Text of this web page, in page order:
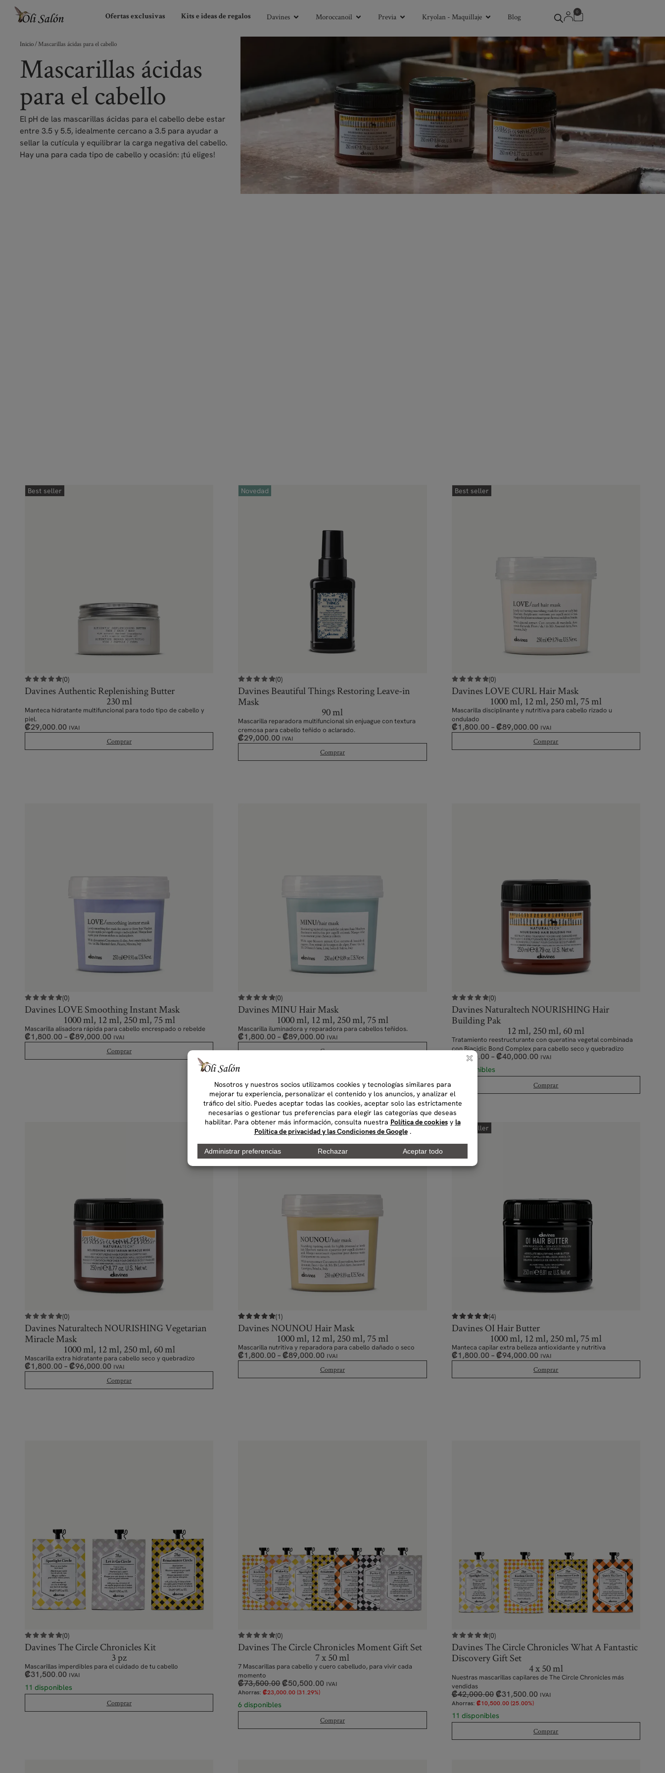
Ofertas exclusivas Kits e ideas de regalos Davines Moroccanoil Previa Kryolan - Maquillaje Blog
0
Inicio/ Mascarillas ácidas para el cabello
Mascarillas ácidas
para el cabello
El pH de las mascarillas ácidas para el cabello debe estar
entre 3.5 y 5.5, idealmente cercano a 3.5 para ayudar a
sellar la cutícula y equilibrar la carga negativa del cabello.
Hay una para cada tipo de cabello y ocasión: ¡tú eliges!
Best seller
(0)
Davines Authentic Replenishing Butter
230 ml
Manteca hidratante multifuncional para todo tipo de cabello y
piel.
₡29,000.00 IVAI
Comprar
Novedad
(0)
Davines Beautiful Things Restoring Leave-in
Mask
90 ml
Mascarilla reparadora multifuncional sin enjuague con textura
cremosa para cabello teñido o aclarado.
₡29,000.00 IVAI
Comprar
Best seller
(0)
Davines LOVE CURL Hair Mask
1000 ml, 12 ml, 250 ml, 75 ml
Mascarilla disciplinante y nutritiva para cabello rizado u
ondulado
₡1,800.00 – ₡89,000.00 IVAI
Comprar
(0)
Davines LOVE Smoothing Instant Mask
1000 ml, 12 ml, 250 ml, 75 ml
Mascarilla alisadora rápida para cabello encrespado o rebelde
₡1,800.00 – ₡89,000.00 IVAI
Comprar
(0)
Davines MINU Hair Mask
1000 ml, 12 ml, 250 ml, 75 ml
Mascarilla iluminadora y reparadora para cabellos teñidos.
₡1,800.00 – ₡89,000.00 IVAI
Comprar
(0)
Davines Naturaltech NOURISHING Hair
Building Pak
12 ml, 250 ml, 60 ml
Tratamiento reestructurante con queratina vegetal combinada
con Biacidic Bond Complex para cabello seco y quebradizo
1,800.00 – ₡40,000.00 IVAI
5 disponibles
Comprar
(0)
Davines Naturaltech NOURISHING Vegetarian
Miracle Mask
1000 ml, 12 ml, 250 ml, 60 ml
Mascarilla extra hidratante para cabello seco y quebradizo
₡1,800.00 – ₡96,000.00 IVAI
Comprar
(1)
Davines NOUNOU Hair Mask
1000 ml, 12 ml, 250 ml, 75 ml
Mascarilla nutritiva y reparadora para cabello dañado o seco
₡1,800.00 – ₡89,000.00 IVAI
Comprar
Best seller
(4)
Davines OI Hair Butter
1000 ml, 12 ml, 250 ml, 75 ml
Manteca capilar extra belleza antioxidante y nutritiva
₡1,800.00 – ₡94,000.00 IVAI
Comprar
(0)
Davines The Circle Chronicles Kit
3 pz
Mascarillas imperdibles para el cuidado de tu cabello
₡31,500.00 IVAI
11 disponibles
Comprar
(0)
Davines The Circle Chronicles Moment Gift Set
7 x 50 ml
7 Mascarillas para cabello y cuero cabelludo, para vivir cada
momento
₡73,500.00 ₡50,500.00 IVAI
Ahorras: ₡23,000.00 (31.29%)
6 disponibles
Comprar
(0)
Davines The Circle Chronicles What A Fantastic
Discovery Gift Set
4 x 50 ml
Nuestras mascarillas capilares de The Circle Chronicles más
vendidas
₡42,000.00 ₡31,500.00 IVAI
Ahorras: ₡10,500.00 (25.00%)
11 disponibles
Comprar